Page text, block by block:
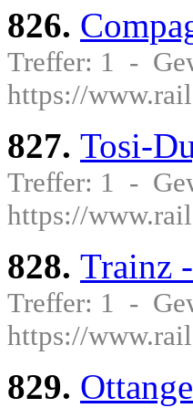
826.
Treffer: 1 -
https://
827. Tosi-
Treffer: 1 -
https://
828. Trainz
Treffer: 1 -
https://
829.